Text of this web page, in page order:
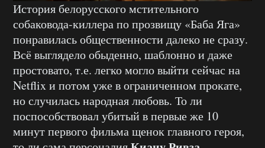
История белорусского мстительного
собаковода-киллера по прозвищу «Баба Яга»
понравилась общественности далеко не сразу.
Всё выглядело обыденно, шаблонно и даже
простовато, т.е. легко могло выйти сейчас на
Netflix и потом уже в ограниченном прокате,
но случилась народная любовь. То ли
поспособствовал убитый в первые же 10
минут первого фильма щенок главного героя,